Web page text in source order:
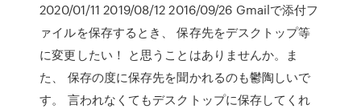
2020/01/11 2019/08/12 2016/09/26 Gmailで添付フ
ァイルを保存するとき、 保存先をデスクトップ等
に変更したい！ と思うことはありませんか。ま
た、 保存の度に保存先を聞かれるのも鬱陶しいで
す。 言われなくてもデスクトップに保存してくれ